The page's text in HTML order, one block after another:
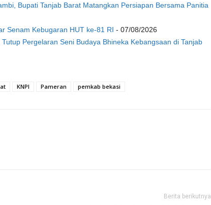
Bupati Tanjab Barat Matangkan Persiapan Bersama Panitia
Senam Kebugaran HUT ke-81 RI - 07/08/2026
Pergelaran Seni Budaya Bhineka Kebangsaan di Tanjab
KNPI Pameran pemkab bekasi
Berita berikutnya